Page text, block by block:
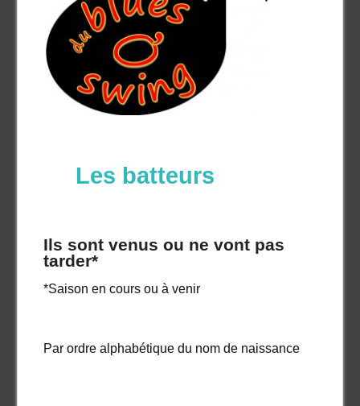
Les batteurs
Ils sont venus ou ne vont pas
tarder*
*Saison en cours ou à venir
Par ordre alphabétique du nom de naissance